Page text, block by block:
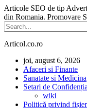
Articole SEO de tip
din Romania. Promovare
Articol.co.ro
joi, august 6, 2026
Afaceri si Finante
Sanatate si Medicina
Setari de
wiki
Politică privind